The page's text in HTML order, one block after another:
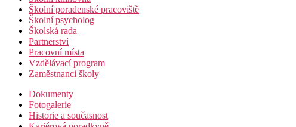
Školní poradenské pracoviště
Školní psycholog
Školská rada
Partnerství
Pracovní místa
Vzdělávací program
Zaměstnanci školy
Dokumenty
Fotogalerie
Historie a současnost